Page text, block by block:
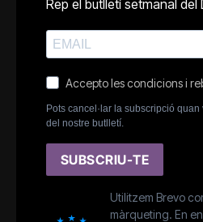
Rep el butlletí setmanal del
Accepto les condicions i
Pots cancel·lar la subscripció
del nostre butlletí.
SUBSCRIU-TE
Utilitzem Brevo
màrqueting. En